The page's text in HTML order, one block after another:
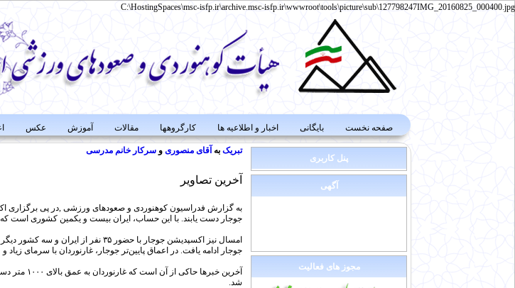
C:\HostingSpaces\msc-isfp.ir\archive.msc-isfp.ir\wwwroot\tools\picture\sub\127798247IMG_20160825_000400.jpg
صفحه نخست بایگانی اخبار و اطلاعیه ها کارگروهها مقالات آموزش عکس
پنل کاربری
آگهی
مجوز های فعالیت
تبریک به آقای منصوری وسرکار خانم مدرسی
آخرین تصاویر
جوجار دست یابند. با این حساب، ایران بیست و یکمین کشوری‌ است که غاری با
امسال نیز اکسپدیشن جوجار با حضور
جوجار ادامه یافت. در اعماق پایین‌تر جوجار، غارنوردان با سرمای
آخرین
شد.